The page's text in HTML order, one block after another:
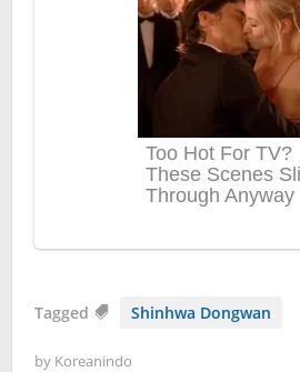
Tagged Shinhwa Dongwan
by Koreanindo